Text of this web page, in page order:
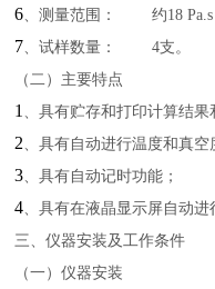
6、测量范围： 约18 Pa.s
7、试样数量： 4支。
（二）主要特点
1 、具有贮存和打印计算结果
2、具有自动进行温度和真空
3、具有自动记时功能；
4、具有在液晶显示屏自动进
三、仪器安装及工作条件
（一）仪器安装